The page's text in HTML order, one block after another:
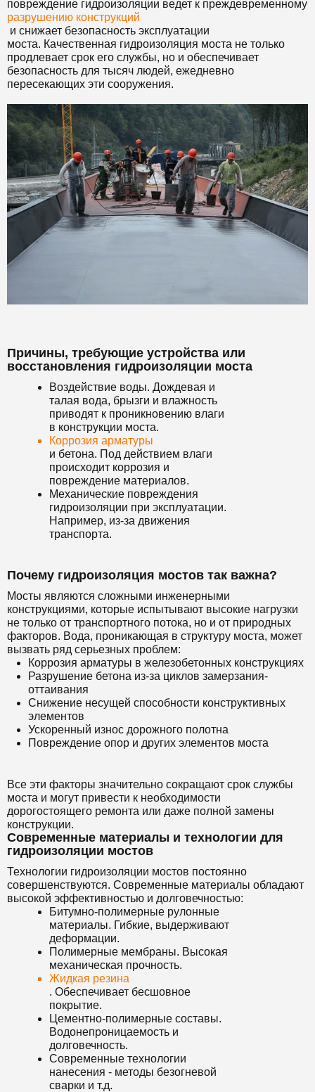
повреждение гидроизоляции ведет к преждевременному
разрушению конструкций
и снижает безопасность эксплуатации
моста. Качественная гидроизоляция моста не только
продлевает срок его службы, но и обеспечивает
безопасность для тысяч людей, ежедневно
пересекающих эти сооружения.
Причины, требующие устройства или
восстановления гидроизоляции моста
Воздействие воды. Дождевая и
талая вода, брызги и влажность
приводят к проникновению влаги
в конструкции моста.
Коррозия арматуры
и бетона. Под действием влаги
происходит коррозия и
повреждение материалов.
Механические повреждения
гидроизоляции при эксплуатации.
Например, из-за движения
транспорта.
Почему гидроизоляция мостов так важна?
Мосты являются сложными инженерными
конструкциями, которые испытывают высокие нагрузки
не только от транспортного потока, но и от природных
факторов. Вода, проникающая в структуру моста, может
вызвать ряд серьезных проблем:
Коррозия арматуры в железобетонных конструкциях
Разрушение бетона из-за циклов замерзания-
оттаивания
Снижение несущей способности конструктивных
элементов
Ускоренный износ дорожного полотна
Повреждение опор и других элементов моста
Все эти факторы значительно сокращают срок службы
моста и могут привести к необходимости
дорогостоящего ремонта или даже полной замены
конструкции.
Современные материалы и технологии для
гидроизоляции мостов
Технологии гидроизоляции мостов постоянно
совершенствуются. Современные материалы обладают
высокой эффективностью и долговечностью:
Битумно-полимерные рулонные
материалы. Гибкие, выдерживают
деформации.
Полимерные мембраны. Высокая
механическая прочность.
Жидкая резина
. Обеспечивает бесшовное
покрытие.
Цементно-полимерные составы.
Водонепроницаемость и
долговечность.
Современные технологии
нанесения - методы безогневой
сварки и т.д.